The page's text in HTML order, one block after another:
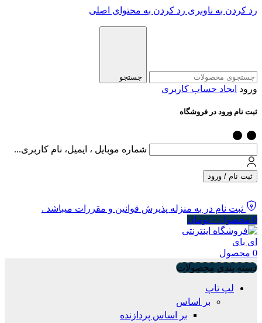
رد کردن به ناوبری رد کردن به محتوای اصلی
جستجو
ورود ایجاد حساب کاربری
ثبت نام ورود در فروشگاه
شماره موبایل ، ایمیل، نام کاربری...
ثبت نام / ورود
ثبت نام در به منزله پذیرش قوانین و مقررات میباشد .
0 محصول ۰ تومان
0 محصول
دسته بندی محصولات
لپ تاپ
بر اساس
بر اساس پردازنده